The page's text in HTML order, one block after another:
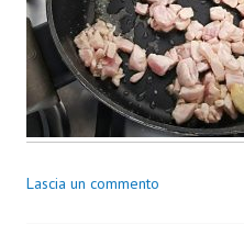
Lascia un commento